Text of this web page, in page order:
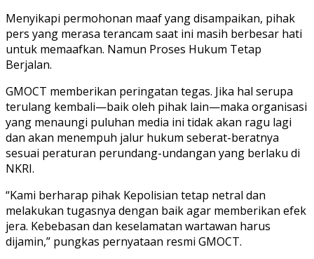
Menyikapi permohonan maaf yang disampaikan, pihak
pers yang merasa terancam saat ini masih berbesar hati
untuk memaafkan. Namun Proses Hukum Tetap
Berjalan.
GMOCT memberikan peringatan tegas. Jika hal serupa
terulang kembali—baik oleh pihak lain—maka organisasi
yang menaungi puluhan media ini tidak akan ragu lagi
dan akan menempuh jalur hukum seberat-beratnya
sesuai peraturan perundang-undangan yang berlaku di
NKRI.
“Kami berharap pihak Kepolisian tetap netral dan
melakukan tugasnya dengan baik agar memberikan efek
jera. Kebebasan dan keselamatan wartawan harus
dijamin,” pungkas pernyataan resmi GMOCT.